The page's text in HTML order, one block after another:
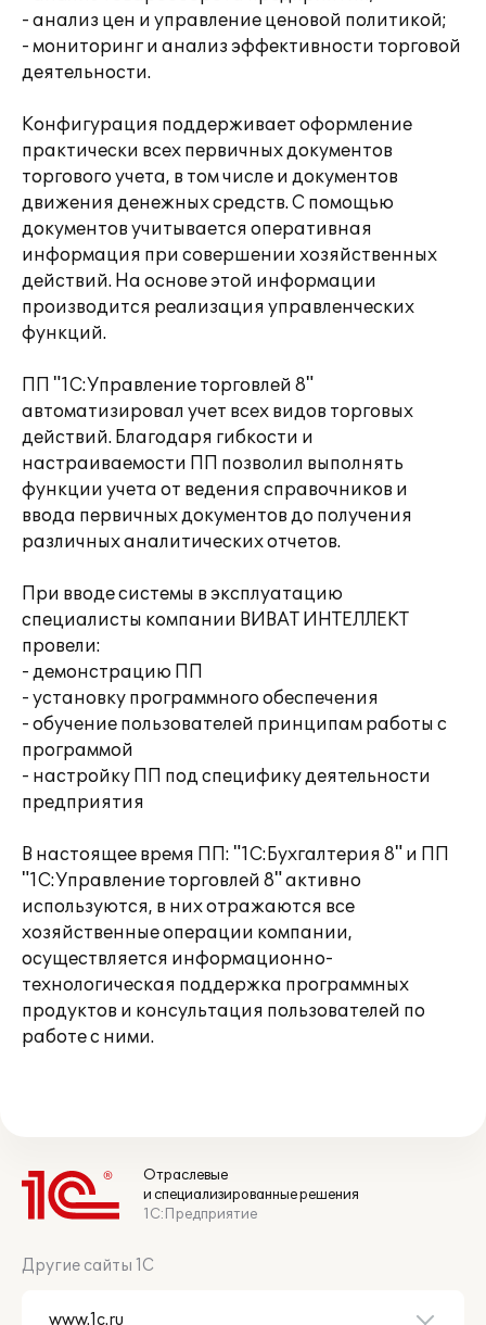
- анализ цен и управление ценовой политикой;
- мониторинг и анализ эффективности торговой
деятельности.
Конфигурация поддерживает оформление
практически всех первичных документов
торгового учета, в том числе и документов
движения денежных средств. С помощью
документов учитывается оперативная
информация при совершении хозяйственных
действий. На основе этой информации
производится реализация управленческих
функций.
ПП "1С:Управление торговлей 8"
автоматизировал учет всех видов торговых
действий. Благодаря гибкости и
настраиваемости ПП позволил выполнять
функции учeтa от ведения справочников и
ввода первичных дoкументoв до получения
различных аналитических отчетов.
При вводе системы в эксплуатацию
специалисты компании ВИВАТ ИНТЕЛЛЕКТ
провели:
- демонстрацию ПП
- установку программного обеспечения
- обучение пользователей принципам работы с
программой
- настройку ПП под специфику деятельности
предприятия
В настоящее время ПП: "1С:Бухгалтерия 8" и ПП
"1С:Управление торговлей 8" активно
используются, в них отражаются все
хозяйственные операции компании,
осуществляется информационно-
технологическая поддержка программных
продуктов и консультация пользователей по
работе с ними.
Отраслевые
и специализированные решения
1С:Предприятие
Другие сайты 1С